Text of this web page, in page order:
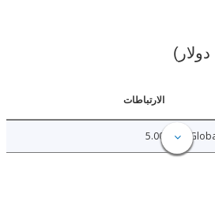
الارتباطات
5.00